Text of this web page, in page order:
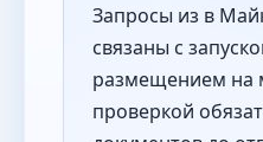
Запросы из в
связаны с
размещением на
проверкой